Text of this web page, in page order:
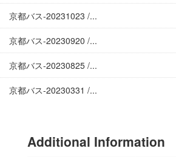
京都バス-20231023 /...
京都バス-20230920 /...
京都バス-20230825 /...
京都バス-20230331 /...
Additional Information